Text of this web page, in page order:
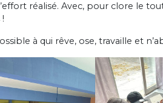
réalisé. Avec, pour clore le
à qui rêve, ose, travaille et